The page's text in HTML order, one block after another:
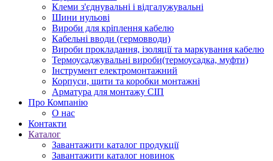
Клеми з'єднувальні і відгалужувальні
Шини нульові
Вироби для кріплення кабелю
Кабельні вводи (гермовводи)
Вироби прокладання, iзоляції та маркування кабелю
Термоусаджувальні вироби(термоусадка, муфти)
Інструмент електромонтажний
Корпуси, щити та коробки монтажні
Арматура для монтажу СІП
Про Компанію
О нас
Контакти
Каталог
Завантажити каталог продукції
Завантажити каталог новинок